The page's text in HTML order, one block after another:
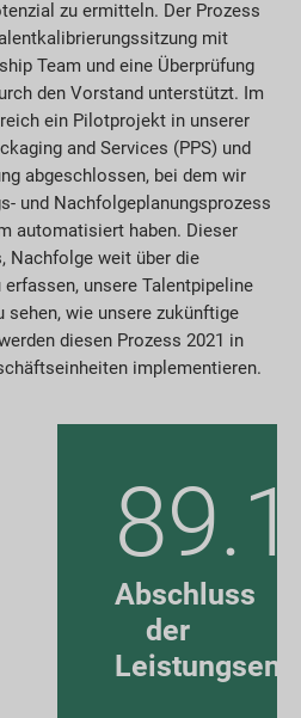
zu ermitteln. Der Prozess
mit
Team und eine Überprüfung
den Vorstand unterstützt. Im
ein Pilotprojekt in unserer
and Services (PPS) und
abgeschlossen, bei dem wir
und Nachfolgeplanungsprozess
automatisiert haben. Dieser
Nachfolge weit über die
unsere Talentpipeline
sehen, wie unsere zukünftige
diesen Prozess 2021 in
implementieren.
Abschluss
der